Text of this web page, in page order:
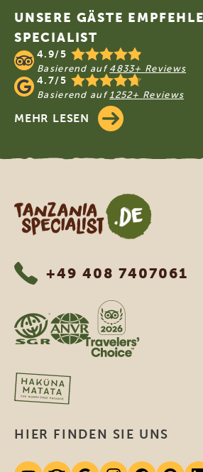
UNSERE GÄSTE
SPECIALIST
4.9/5
Basierend auf 4833+ Reviews
4.7/5
Basierend auf 1252+ Reviews
MEHR LESEN
Tanzania Specialist
+49 408 7407061
HIER FINDEN SIE UNS